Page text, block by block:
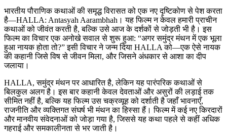
भारतीय पौराणिक कथाओं की समृद्ध विरासत को एक नए दृष्टिकोण से पेश करता
है—HALLA: Antasyah Aarambhah। यह फिल्म न केवल हमारी प्राचीन
कथाओं को जीवंत करती है, बल्कि उसे आज के दर्शकों से जोड़ती भी है। इस
फिल्म का विचार एक अनोखे सवाल से शुरू हुआ: “अगर समुंद्र मंथन में एक भूला
हुआ नायक होता तो?” इसी विचार ने जन्म दिया HALLA को—एक ऐसे नायक
की कहानी जिसे विष से जीवन मिला, और जिसने अंधकार से आशा का दीप
जलाया।
HALLA, समुंद्र मंथन पर आधारित है, लेकिन यह पारंपरिक कथाओं से
बिलकुल अलग है। इस बार कहानी केवल देवताओं और असुरों की लड़ाई तक
सीमित नहीं है, बल्कि यह फिल्म उस चक्रव्यूह को दर्शाती है जहाँ भावनाएँ,
राजनीति और व्यक्तिगत संघर्ष भी मंथन का हिस्सा हैं। फिल्म में कई नए किरदारों
और मानवीय संवेदनाओं को जोड़ा गया है, जिससे यह कथा पहले से कहीं अधिक
गहराई और समकालीनता से भर जाती है।